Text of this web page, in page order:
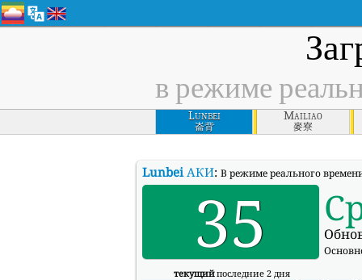
в режиме
Lunbei
崙背
Mailiao
麥寮
LunbeiАКИ: В режиме реального
35
текущийпоследние 2 дня